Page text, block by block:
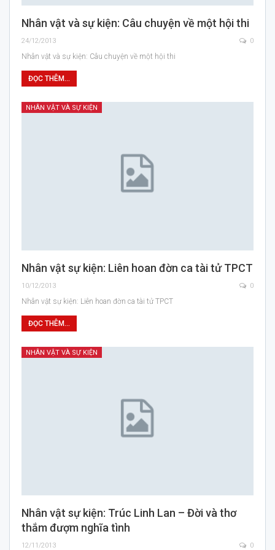
Nhân vật và sự kiện: Câu chuyện về một hội thi
24/12/2013 0
Nhân vật và sự kiện: Câu chuyện về một hội thi
ĐỌC THÊM...
NHÂN VẬT VÀ SỰ KIỆN
Nhân vật sự kiện: Liên hoan đờn ca tài tử TPCT
10/12/2013 0
Nhân vật sự kiện: Liên hoan đờn ca tài tử TPCT
ĐỌC THÊM...
NHÂN VẬT VÀ SỰ KIỆN
Nhân vật sự kiện: Trúc Linh Lan – Đời và thơ
thắm đượm nghĩa tình
12/11/2013 0